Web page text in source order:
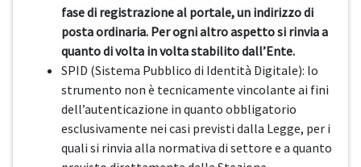
fase di registrazione al portale, un indirizzo di
posta ordinaria. Per ogni altro aspetto si rinvia a
quanto di volta in volta stabilito dall’Ente.
SPID (Sistema Pubblico di Identità Digitale): lo
strumento non è tecnicamente vincolante ai fini
dell’autenticazione in quanto obbligatorio
esclusivamente nei casi previsti dalla Legge, per i
quali si rinvia alla normativa di settore e a quanto